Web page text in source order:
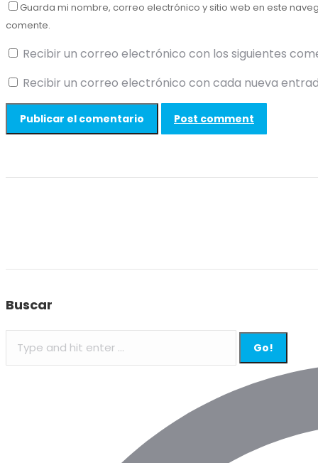
Guarda mi nombre, correo electrónico y sitio web en este
comente.
Recibir un correo electrónico con los siguientes
Recibir un correo electrónico con cada nueva
Post comment
Buscar